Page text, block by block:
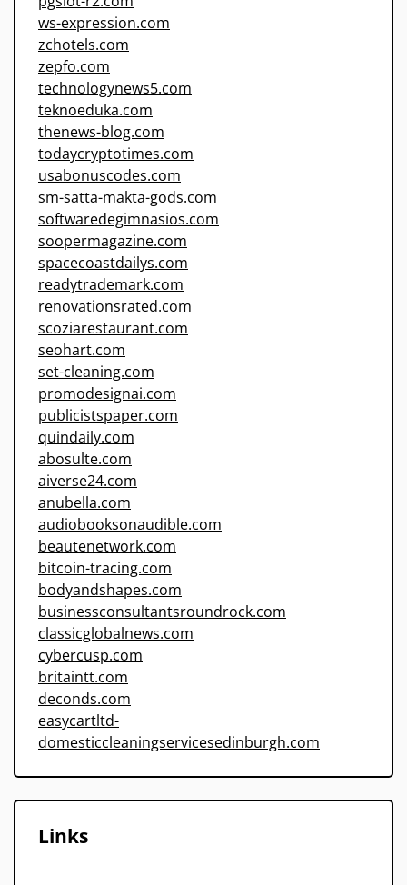
ws-expression.com
zchotels.com
zepfo.com
technologynews5.com
teknoeduka.com
thenews-blog.com
todaycryptotimes.com
usabonuscodes.com
sm-satta-makta-gods.com
softwaredegimnasios.com
soopermagazine.com
spacecoastdailys.com
readytrademark.com
renovationsrated.com
scoziarestaurant.com
seohart.com
set-cleaning.com
promodesignai.com
publicistspaper.com
quindaily.com
abosulte.com
aiverse24.com
anubella.com
audiobooksonaudible.com
beautenetwork.com
bitcoin-tracing.com
bodyandshapes.com
businessconsultantsroundrock.com
classicglobalnews.com
cybercusp.com
britaintt.com
deconds.com
easycartltd-
domesticcleaningservicesedinburgh.com
Links